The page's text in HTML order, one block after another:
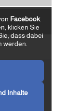
Facebook
klicken Sie
dass dabei
werden.
Inhalte